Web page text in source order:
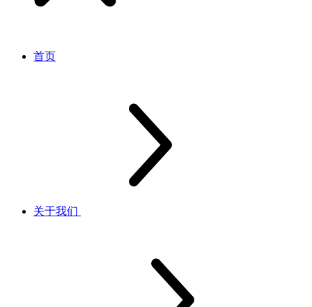
首页
关于我们